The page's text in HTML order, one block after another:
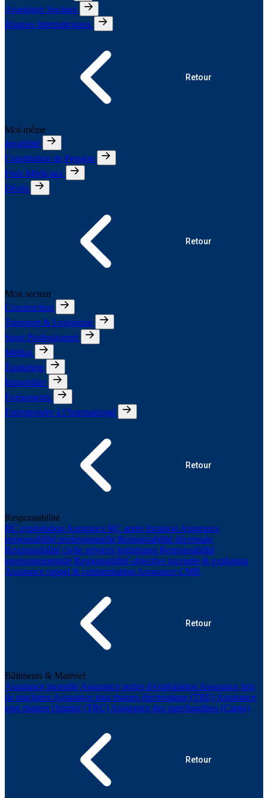
Avantages Sociaux
Risques Internationaux
Retour
Moi-même
Invalidité
Constitution de Pension
Frais Médicaux
Décès
Retour
Mon secteur
Construction
Transport & Logistique
Sport Professionnel
Médias
Équitation
Immobilier
Événements
Entreprendre à l’International
Retour
Responsabilité
RC exploitation Assurance RC après livraison Assurance
responsabilité professionnelle Responsabilité décennale
Responsabilité civile services logistiques Responsabilité
environnementale Responsabilité objective incendie & explosion
Assurance rappel & contamination Assurance CMR
Retour
Bâtiments & Matériel
Assurance incendie Assurance pertes d'exploitation Assurance bris
de machines Assurance tous risques électronique (TRE) Assurance
tous risques chantier (TRC) Assurance des marchandises (Cargo)
Retour